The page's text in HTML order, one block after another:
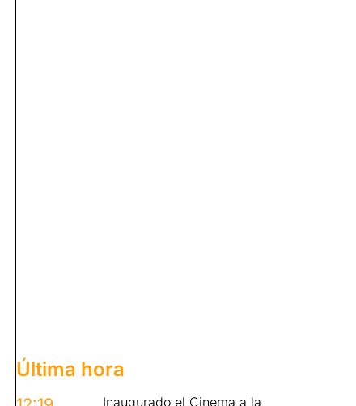
Última hora
Inaugurado el Cinema a la